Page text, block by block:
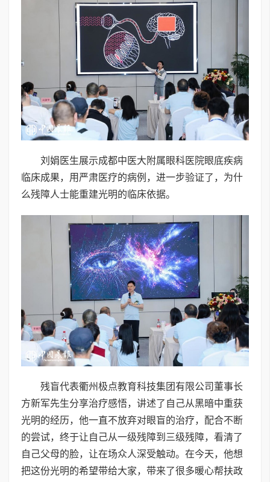
刘娟医生展示成都中医大附属眼科医院眼底疾病
临床成果，用严肃医疗的病例，进一步验证了，为什
么残障人士能重建光明的临床依据。
残盲代表衢州极点教育科技集团有限公司董事长
方新军先生分享治疗感悟，讲述了自己从黑暗中重获
光明的经历，他一直不放弃对眼盲的治疗，配合不断
的尝试，终于让自己从一级残障到三级残障，看清了
自己父母的脸，让在场众人深受触动。在今天，他想
把这份光明的希望带给大家，带来了很多暖心帮扶政